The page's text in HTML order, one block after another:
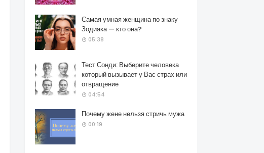
Самая умная женщина по знаку
Зодиака — кто она?
05:38
Тест Сонди: Выберите человека
который вызывает у Вас страх или
отвращение
04:54
Почему жене нельзя стричь мужа
00:19